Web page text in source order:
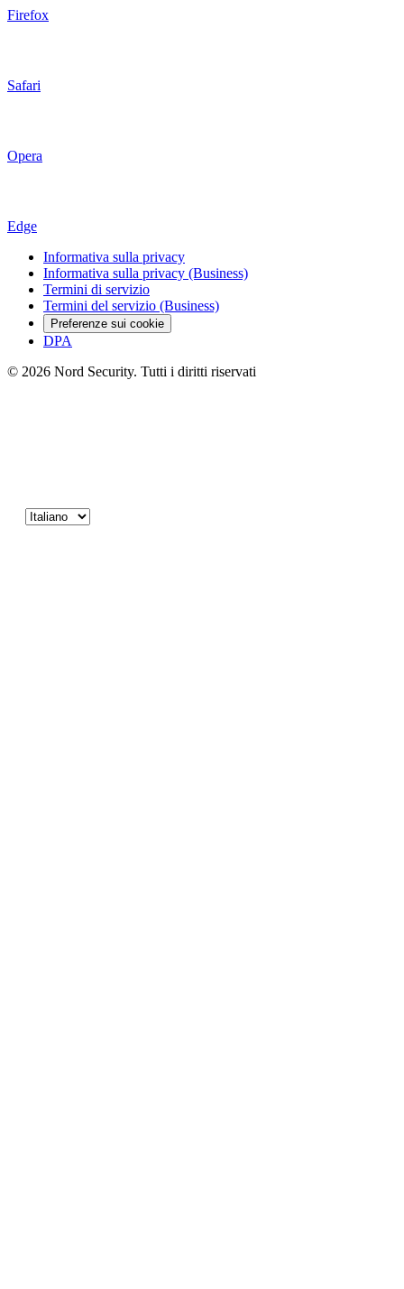
Firefox
Safari
Opera
Edge
Informativa sulla privacy
Informativa sulla privacy (Business)
Termini di servizio
Termini del servizio (Business)
Preferenze sui cookie
DPA
© 2026 Nord Security. Tutti i diritti riservati